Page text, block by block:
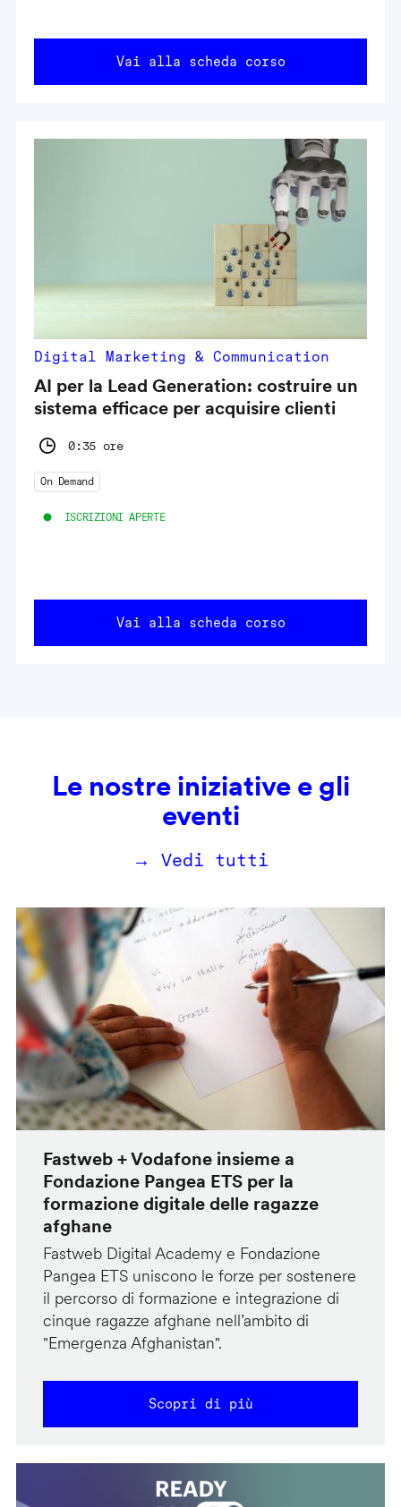
Vai alla scheda corso
Digital Marketing & Communication
AI per la Lead Generation: costruire un
sistema efficace per acquisire clienti
0:35 ore
On Demand
ISCRIZIONI APERTE
Vai alla scheda corso
Le nostre iniziative e gli
eventi
→ Vedi tutti
Fastweb + Vodafone insieme a
Fondazione Pangea ETS per la
formazione digitale delle ragazze
afghane
Fastweb Digital Academy e Fondazione
Pangea ETS uniscono le forze per sostenere
il percorso di formazione e integrazione di
cinque ragazze afghane nell’ambito di
"Emergenza Afghanistan".
Scopri di più